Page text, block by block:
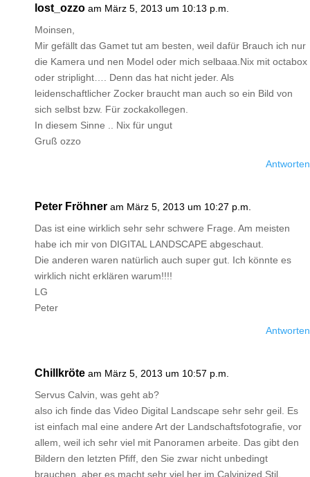
lost_ozzo am März 5, 2013 um 10:13 p.m.
Moinsen,
Mir gefällt das Gamet tut am besten, weil dafür Brauch ich nur
die Kamera und nen Model oder mich selbaaa.Nix mit octabox
oder striplight…. Denn das hat nicht jeder. Als
leidenschaftlicher Zocker braucht man auch so ein Bild von
sich selbst bzw. Für zockakollegen.
In diesem Sinne .. Nix für ungut
Gruß ozzo
Antworten
Peter Fröhner am März 5, 2013 um 10:27 p.m.
Das ist eine wirklich sehr sehr schwere Frage. Am meisten
habe ich mir von DIGITAL LANDSCAPE abgeschaut.
Die anderen waren natürlich auch super gut. Ich könnte es
wirklich nicht erklären warum!!!!
LG
Peter
Antworten
Chillkröte am März 5, 2013 um 10:57 p.m.
Servus Calvin, was geht ab?
also ich finde das Video Digital Landscape sehr sehr geil. Es
ist einfach mal eine andere Art der Landschaftsfotografie, vor
allem, weil ich sehr viel mit Panoramen arbeite. Das gibt den
Bildern den letzten Pfiff, den Sie zwar nicht unbedingt
brauchen, aber es macht sehr viel her im Calvinized Stil.